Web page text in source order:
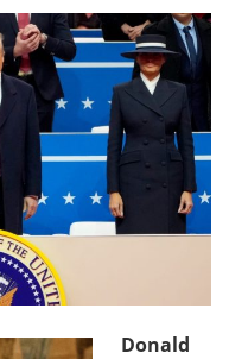
Donald